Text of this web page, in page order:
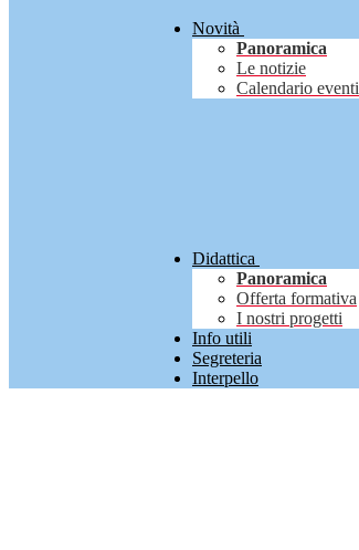
Novità
Panoramica
Le notizie
Calendario eventi
Didattica
Panoramica
Offerta formativa
I nostri progetti
Info utili
Segreteria
Interpello